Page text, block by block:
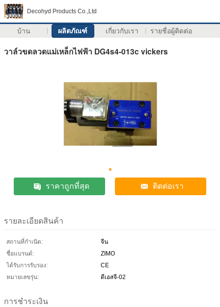
Decohyd Products Co.,Ltd
บ้าน ผลิตภัณฑ์ เกี่ยวกับเรา รายชื่อผู้ติดต่อ
วาล์วขดลวดแม่เหล็กไฟฟ้า DG4s4-013c vickers
ราคาถูกที่สุด ติดต่อเรา
รายละเอียดสินค้า
สถานที่กำเนิด:
จีน
ชื่อแบรนด์:
ZIMO
ได้รับการรับรอง:
CE
หมายเลขรุ่น:
ดีเอสจี-02
การชำระเงิน